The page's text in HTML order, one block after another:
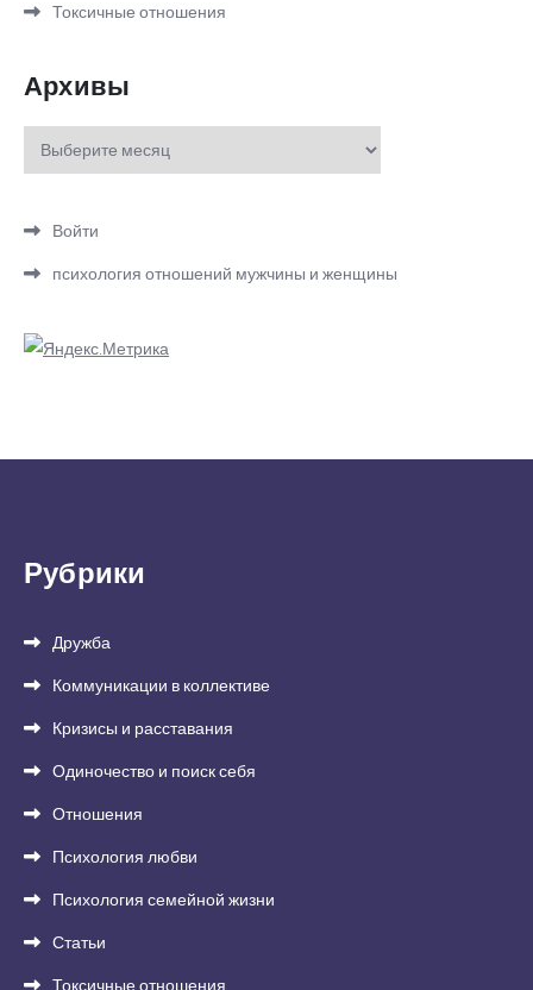
Токсичные отношения
Архивы
Архивы
Войти
психология отношений мужчины и женщины
Рубрики
Дружба
Коммуникации в коллективе
Кризисы и расставания
Одиночество и поиск себя
Отношения
Психология любви
Психология семейной жизни
Статьи
Токсичные отношения